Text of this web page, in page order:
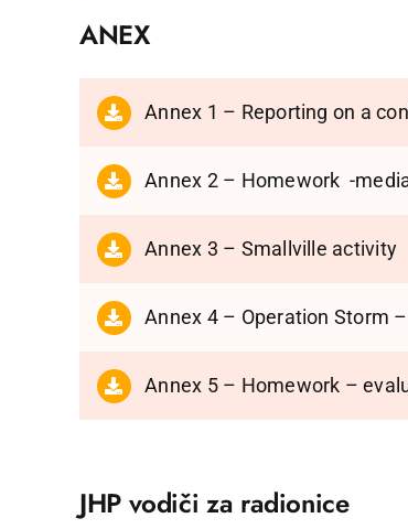
ANEX
Annex 1 – Reporting on a
Annex 2 – Homework -
Annex 3 – Smallville activity
Annex 4 – Operation Storm
Annex 5 – Homework –
JHP vodiči za radionice